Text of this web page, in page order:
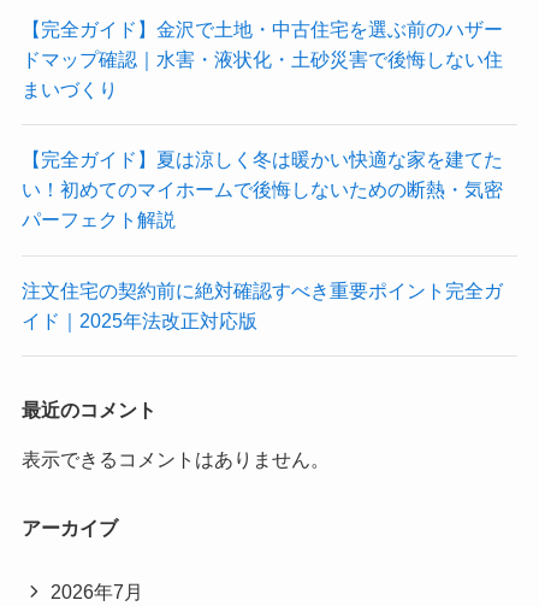
【完全ガイド】金沢で土地・中古住宅を選ぶ前のハザー
ドマップ確認｜水害・液状化・土砂災害で後悔しない住
まいづくり
【完全ガイド】夏は涼しく冬は暖かい快適な家を建てた
い！初めてのマイホームで後悔しないための断熱・気密
パーフェクト解説
注文住宅の契約前に絶対確認すべき重要ポイント完全ガ
イド｜2025年法改正対応版
最近のコメント
表示できるコメントはありません。
アーカイブ
2026年7月